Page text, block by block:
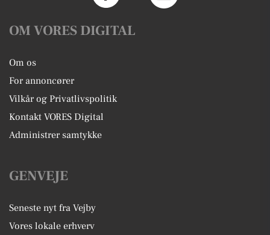
OM VORES DIGITAL
Om os
For annoncører
Vilkår og Privatlivspolitik
Kontakt VORES Digital
Administrer samtykke
GENVEJE
Seneste nyt fra Vejby
Vores lokale erhverv